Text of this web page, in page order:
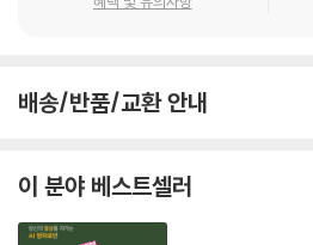
____2단계 - secp256k1에서의 디지털
____3단계 - 디지털 서명 검증
__EDCSA에 대한 공격과 타원 곡선의 보안
____1단계 - 임의의 키 [k] 찾기
____2단계 - 개인키 [d] 복원
스템을 구현하는 데 널리 사용되는 DES,
3장, ‘비대칭키 암호화’에서는 RSA, 디피
키 암호화 알고리듬과 공개키/개인키 암호
배송/반품/교환 안내
이 분야 베스트셀러